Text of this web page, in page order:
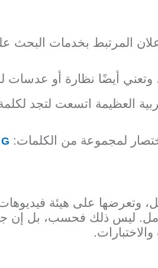
المرتبط بخدمات البحث
العظيمة اتسعت لتجد
لمجموعة من الكلمات: G
وتعرضها على هيئة
ليس ذلك فحسب، بل إن